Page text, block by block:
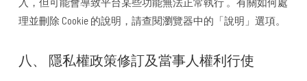
理並刪除 Cookie 的說明，請查閱瀏覽器中的「說明」選項。
八、 隱私權政策修訂及當事人權利行使